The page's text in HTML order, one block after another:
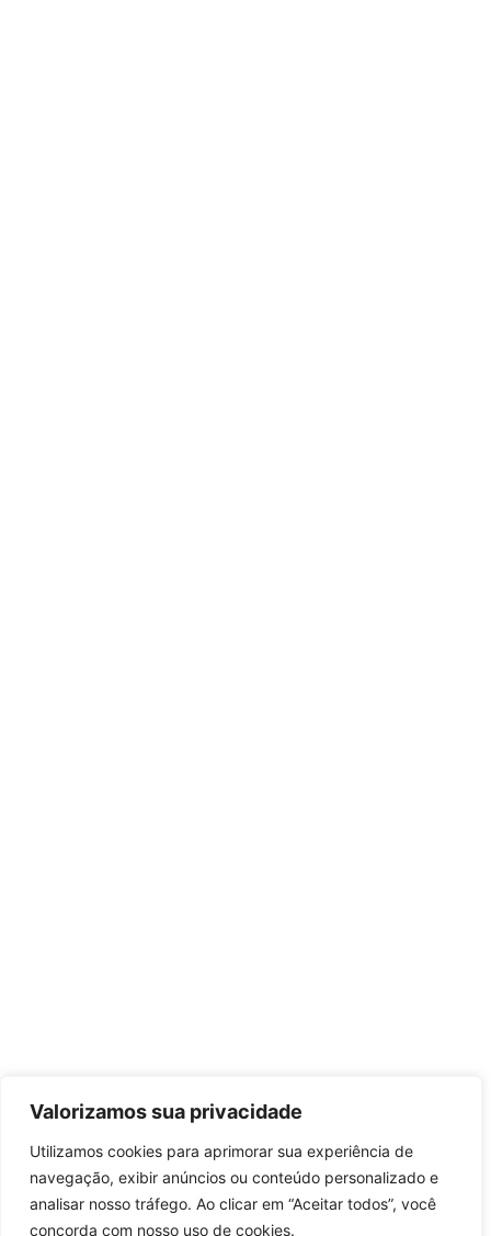
Valorizamos sua privacidade
Utilizamos cookies para aprimorar sua experiência de
navegação, exibir anúncios ou conteúdo personalizado e
analisar nosso tráfego. Ao clicar em “Aceitar todos”, você
concorda com nosso uso de cookies.